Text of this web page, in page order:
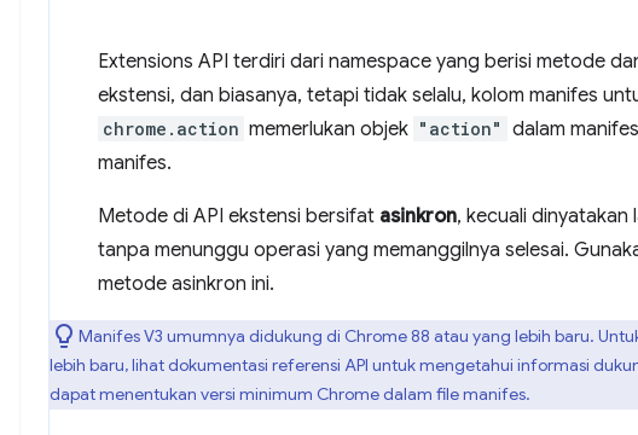
Extensions API terdiri dari namespace yang berisi metode
ekstensi, dan biasanya, tetapi tidak selalu, kolom manifes
chrome.action memerlukan objek "action" dalam
manifes.
Metode di API ekstensi bersifat asinkron, kecuali dinyatakan
tanpa menunggu operasi yang memanggilnya selesai.
metode asinkron ini.
Manifes V3 umumnya didukung di Chrome 88 atau yang lebih baru.
lebih baru, lihat dokumentasi referensi API untuk mengetahui informasi
dapat menentukan versi minimum Chrome dalam file manifes.